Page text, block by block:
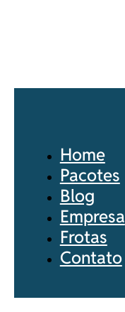
Home
Pacotes
Blog
Empresa
Frotas
Contato